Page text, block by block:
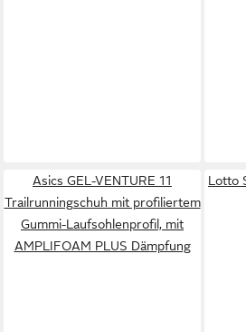
Asics GEL-VENTURE 11
Trailrunningschuh mit profiliertem
Gummi-Laufsohlenprofil, mit
AMPLIFOAM PLUS Dämpfung
Lotto